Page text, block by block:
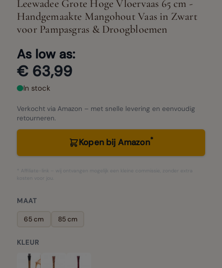
Leewadee Grote Hoge Vloervaas 65 cm -
Handgemaakte Mangohout Vaas in Zwart
voor Pampasgras & Droogbloemen
As low as:
€ 63,99
In stock
Verkocht via Amazon – met snelle levering en eenvoudig
retourneren.
Kopen bij Amazon*
* Affiliate-link – wij ontvangen mogelijk een kleine commissie, zonder extra
kosten voor jou.
MAAT
65 cm 85 cm
KLEUR